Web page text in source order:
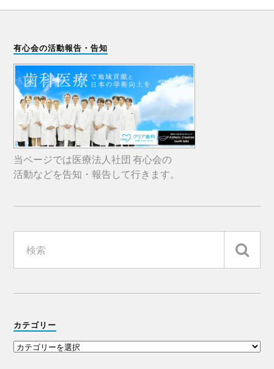
有心会の活動報告・告知
当ページでは医療法人社団 有心会の
活動などを告知・報告して行きます。
カテゴリー